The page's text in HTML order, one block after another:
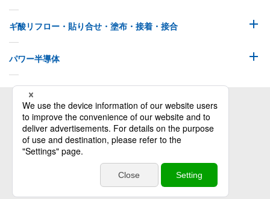
ギ酸リフロー・貼り合せ・塗布・接着・接合
パワー半導体
株式会社オリジン
特定個人情報等の適正な取扱いに関する基本方針